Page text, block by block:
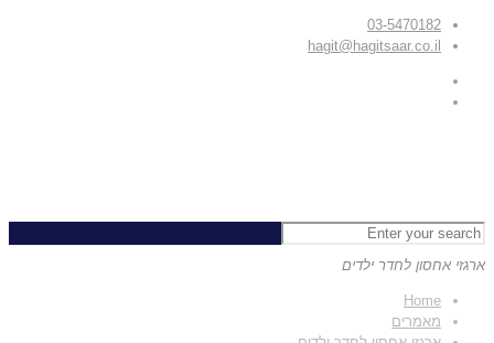
03-5470182
hagit@hagitsaar.co.il
ארגזי אחסון לחדר ילדים
Home
מאמרים